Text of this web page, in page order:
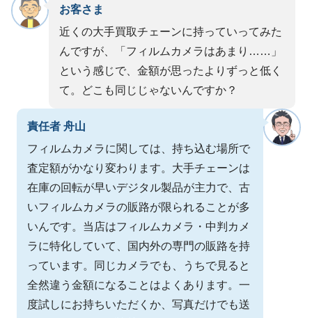
お客さま
近くの大手買取チェーンに持っていってみた
んですが、「フィルムカメラはあまり……」
という感じで、金額が思ったよりずっと低く
て。どこも同じじゃないんですか？
責任者 舟山
フィルムカメラに関しては、持ち込む場所で
査定額がかなり変わります。大手チェーンは
在庫の回転が早いデジタル製品が主力で、古
いフィルムカメラの販路が限られることが多
いんです。当店はフィルムカメラ・中判カメ
ラに特化していて、国内外の専門の販路を持
っています。同じカメラでも、うちで見ると
全然違う金額になることはよくあります。一
度試しにお持ちいただくか、写真だけでも送